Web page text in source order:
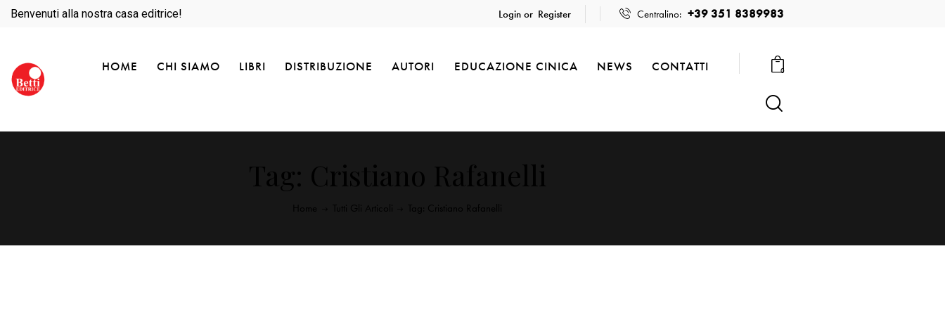
Benvenuti alla nostra casa editrice! Login or Register Centralino: +39 351 8389983
HOME CHI SIAMO LIBRI DISTRIBUZIONE AUTORI EDUCAZIONE CINICA NEWS CONTATTI 0